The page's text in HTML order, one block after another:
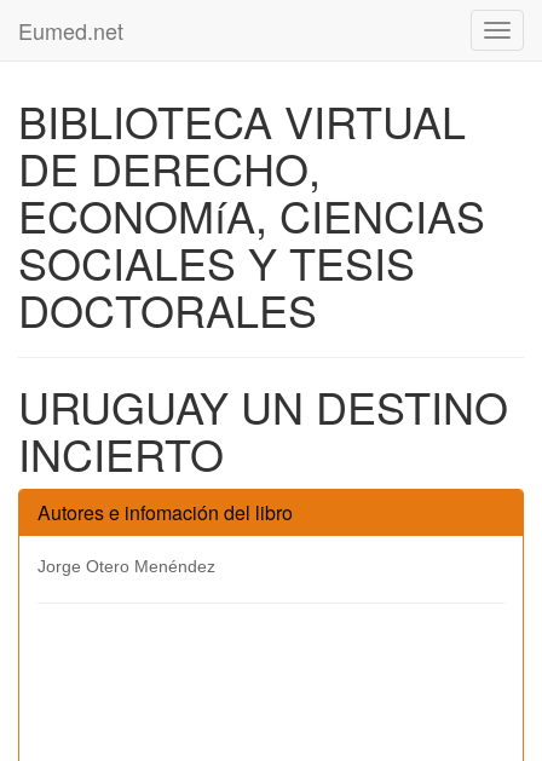
Eumed.net
BIBLIOTECA VIRTUAL
DE DERECHO,
ECONOMíA, CIENCIAS
SOCIALES Y TESIS
DOCTORALES
URUGUAY UN DESTINO
INCIERTO
Autores e infomación del libro
Jorge Otero Menéndez